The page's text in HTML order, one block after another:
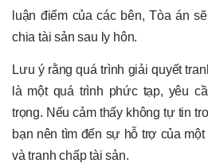
luận điểm của các bên, Tòa án
chia tài sản sau ly hôn.
Lưu ý rằng quá trình giải quyết
là một quá trình phức tạp, yêu
trọng. Nếu cảm thấy không tự tin
bạn nên tìm đến sự hỗ trợ của
và tranh chấp tài sản.